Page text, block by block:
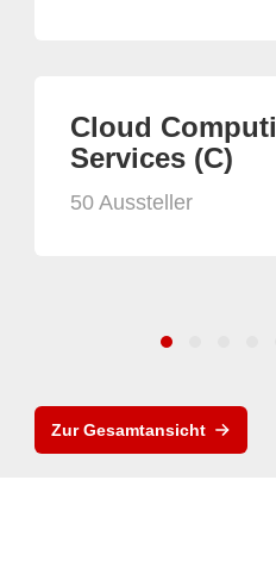
Cloud
Services (C)
50 Aussteller
Zur Gesamtansicht